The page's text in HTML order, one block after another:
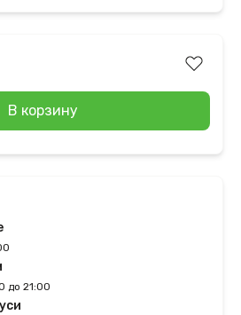
В корзину
до 21:00